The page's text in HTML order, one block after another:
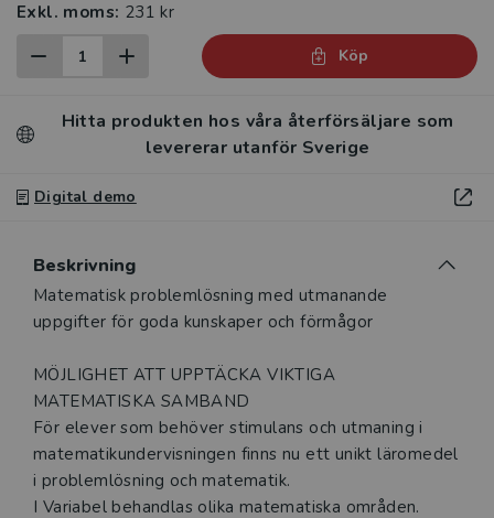
Exkl. moms: 231 kr
Köp
Hitta produkten hos våra återförsäljare som
levererar utanför Sverige
Digital demo
Beskrivning
Beskrivning
Matematisk problemlösning med utmanande
uppgifter för goda kunskaper och förmågor
MÖJLIGHET ATT UPPTÄCKA VIKTIGA
MATEMATISKA SAMBAND
För elever som behöver stimulans och utmaning i
matematikundervisningen finns nu ett unikt läromedel
i problemlösning och matematik.
I Variabel behandlas olika matematiska områden.